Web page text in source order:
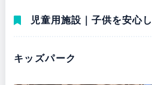
児童用施設｜子供を安心
キッズパーク